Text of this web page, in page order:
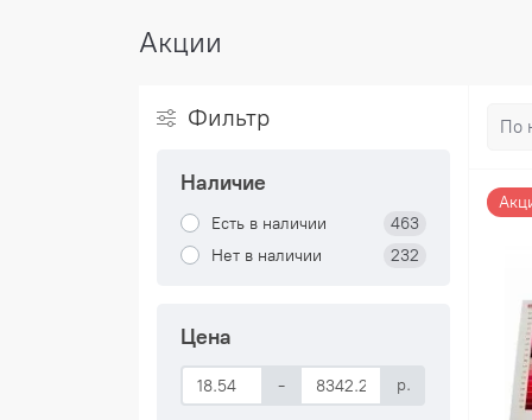
Акции
Фильтр
Наличие
Есть в наличии
463
Нет в наличии
232
Цена
- р.